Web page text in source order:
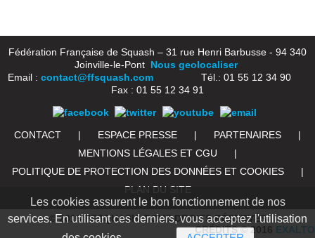
Fédération Française de Squash – 31 rue Henri Barbusse - 94 340
Joinville-le-Pont Nous geolocaliser
Email : contact@ffsquash.comTél.: 01 55 12 34 90
Fax : 01 55 12 34 91
CONTACT | ESPACE PRESSE | PARTENAIRES
|
MENTIONS LÉGALES ET CGU
|
POLITIQUE DE PROTECTION DES DONNÉES ET COOKIES
|
PLAN DU SITE
© 2016 FFSQUASH. TOUS DROITS RÉSERVÉS
CRÉDITS © 2016 EXALTO
Les cookies assurent le bon fonctionnement de nos
services. En utilisant ces derniers, vous acceptez l'utilisation